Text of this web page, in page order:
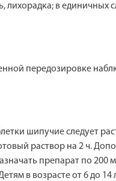
лихорадка; в
передозировке
шипучие следует
раствор на 2 ч.
препарат по 200
в возрасте от 6 до